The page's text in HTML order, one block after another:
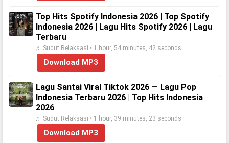
Top Hits Spotify Indonesia 2026 | Top Spotify
Indonesia 2026 | Lagu Hits Spotify 2026 | Lagu
Terbaru
♬ Sudut Relaksasi • 1 hour, 54 minutes, 42 seconds
Download MP3
Lagu Santai Viral Tiktok 2026 — Lagu Pop
Indonesia Terbaru 2026 | Top Hits Indonesia
2026
♬ Sudut Relaksasi • 1 hour, 39 minutes, 23 seconds
Download MP3